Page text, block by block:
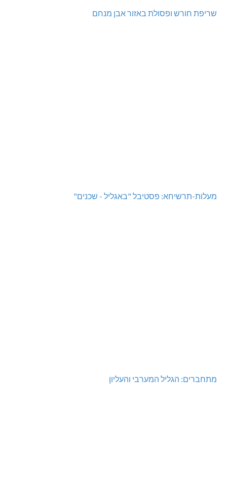
שריפת חורש ופסולת באזור אבן מנחם
מעלות-תרשיחא: פסטיבל "באגליל - שכנים"
מתחברים: הגליל המערבי והעליון